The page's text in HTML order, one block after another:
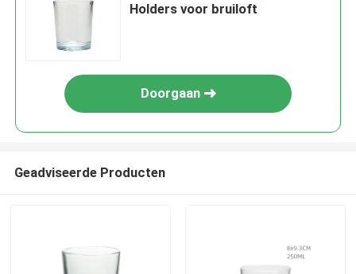
Holders voor bruiloft
Doorgaan
Geadviseerde Producten